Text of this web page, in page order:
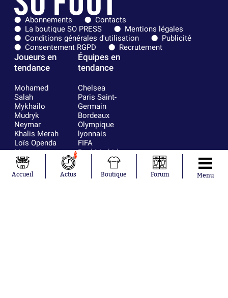
Abonnements
Contacts
La boutique SO PRESS
Mentions légales
Conditions générales d'utilisation
Publicité
Consentement RGPD
Recrutement
Joueurs en
tendance
Mohamed
Salah
Mykhailo
Mudryk
Neymar
Khalis Merah
Loïs Openda
Moussa
Niakhaté
Nicolás
Tagliafico
Équipes en
tendance
Chelsea
Paris Saint-
Germain
Bordeaux
Olympique
lyonnais
FIFA
Real Madrid
RC Strasbourg
AC Milan
France
Accueil
5
Actus Boutique Forum Menu